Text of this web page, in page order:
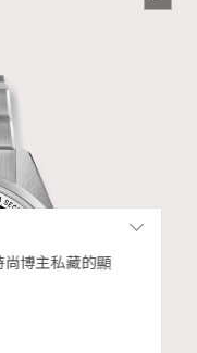
清潔手袋小技